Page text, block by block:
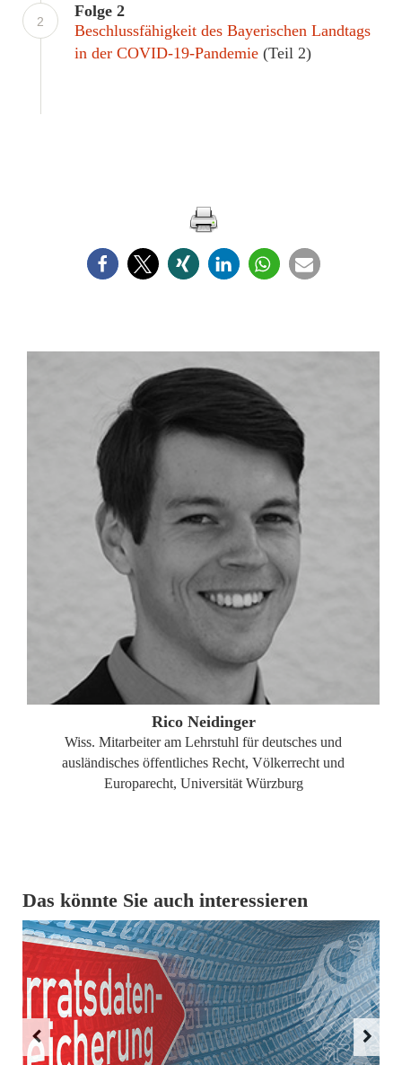
2
Folge 2
Beschlussfähigkeit des Bayerischen Landtags
in der COVID-19-Pandemie (Teil 2)
ZUM PROFIL
Rico Neidinger
Wiss. Mitarbeiter am Lehrstuhl für deutsches und
ausländisches öffentliches Recht, Völkerrecht und
Europarecht, Universität Würzburg
Das könnte Sie auch interessieren